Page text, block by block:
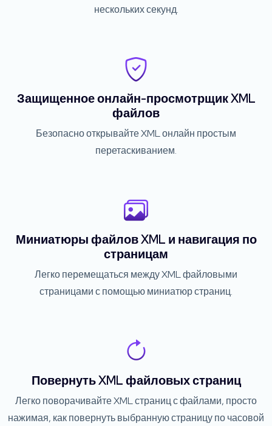
нескольких секунд.
Защищенное онлайн-просмотрщик XML
файлов
Безопасно открывайте XML онлайн простым
перетаскиванием.
Миниатюры файлов XML и навигация по
страницам
Легко перемещаться между XML файловыми
страницами с помощью миниатюр страниц.
Повернуть XML файловых страниц
Легко поворачивайте XML страниц с файлами, просто
нажимая, как повернуть выбранную страницу по часовой